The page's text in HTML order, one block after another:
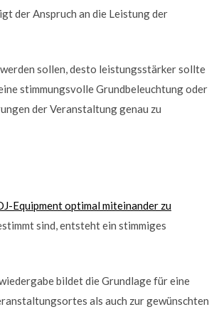
der Anspruch an die Leistung der
sollen, desto leistungsstärker sollte
stimmungsvolle Grundbeleuchtung oder
der Veranstaltung genau zu
Equipment optimal miteinander zu
sind, entsteht ein stimmiges
bildet die Grundlage für eine
als auch zur gewünschten